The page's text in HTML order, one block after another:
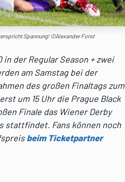
Spannung! ©Alexander Forst
der Regular Season + zwei
am Samstag bei der
des großen Finaltags zum
um 15 Uhr die Prague Black
Finale das Wiener Derby
stattfindet. Fans können noch
beim Ticketpartner